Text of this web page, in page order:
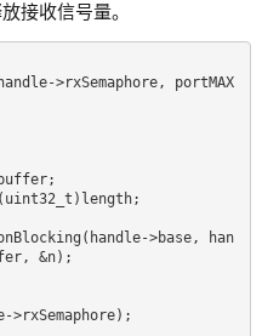
接收信号量。
>rxSemaphore, portMAX
buffer;
(uint32_t)length;
>base, han
&n);